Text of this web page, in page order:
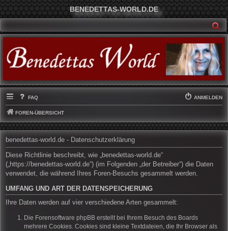
BENEDETTAS-WORLD.DE
FAQ ANMELDEN
FOREN-ÜBERSICHT
benedettas-world.de - Datenschutzerklärung
Diese Richtlinie beschreibt, wie „benedettas-world.de“
(„https://benedettas-world.de“) (im Folgenden „der Betreiber“) die Daten
verwendet, die während Ihres Foren-Besuchs gesammelt werden.
UMFANG UND ART DER DATENSPEICHERUNG
Ihre Daten werden auf vier verschiedene Arten gesammelt:
Die Forensoftware phpBB erstellt bei Ihrem Besuch des Boards
mehrere Cookies. Cookies sind kleine Textdateien, die Ihr Browser als